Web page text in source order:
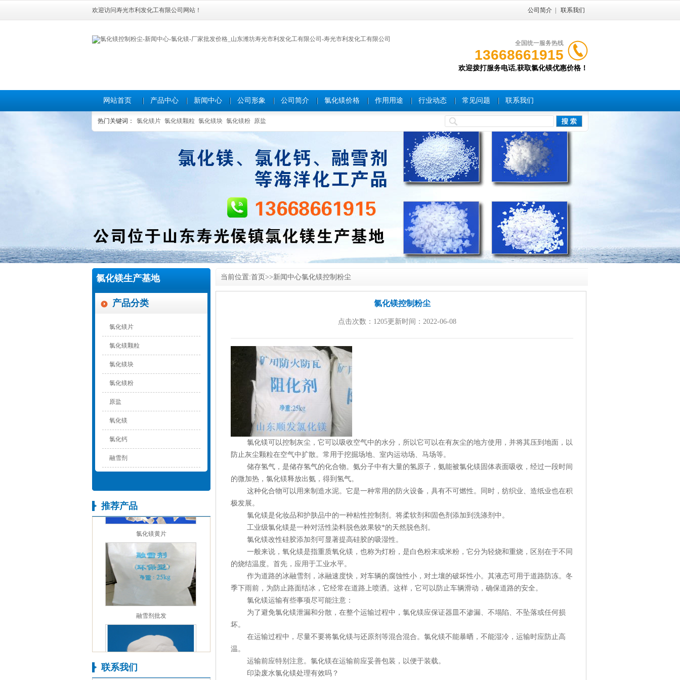
欢迎访问寿光市利发化工有限公司网站！ 公司简介 联系我们
全国统一服务热线
13668661915
欢迎拨打服务电话,获取氯化镁优惠价格！
网站首页 产品中心 新闻中心 公司形象 公司简介 氯化镁价格 作用用途 行业动态 常见问题 联系我们
热门关键词： 氯化镁片 氯化镁颗粒 氯化镁块 氯化镁粉 原盐
氯化镁生产基地
产品分类
氯化镁片
氯化镁颗粒
氯化镁块
氯化镁粉
原盐
氧化镁
氯化钙
融雪剂
推荐产品
联系我们
当前位置:首页 >>新闻中心氯化镁控制粉尘
氯化镁控制粉尘
点击次数：1205更新时间：2022-06-08
氯化镁可以控制灰尘，它可以吸收空气中的水分，所以它可以在有灰尘的地方使用，并将其压到地面，以
防止灰尘颗粒在空气中扩散。常用于挖掘场地、室内运动场、马场等。
储存氢气，是储存氢气的化合物。氨分子中有大量的氢原子，氨能被氯化镁 固体表面吸收，经过一段时间
的微加热， 氯化镁释放出氨，得到氢气。
这种化合物可以用来制造水泥。它是一种常用的防火设备，具有不可燃性。同时，纺织业、造纸业也在积
极发展。
氯化镁是化妆品和护肤品中的一种粘性控制剂。将柔软剂和固色剂添加到洗涤剂中。
工业级氯化镁是一种对活性染料脱色效果较*的天然脱色剂。
氯化镁改性硅胶添加剂可显著提高硅胶的吸湿性。
一般来说，氧化镁是指重质氧化镁，也称为灯粉，是白色粉末或米粉，它分为轻烧和重烧，区别在于不同
的烧结温度。首先，应用于工业水平。
作为道路的冰融雪剂，冰融速度快，对车辆的腐蚀性小，对土壤的破坏性小。其液态可用于道路防冻。冬
季下雨前，为防止路面结冰，它经常在道路上喷洒。这样，它可以防止车辆滑动，确保道路的安全。
氯化镁运输有些事项尽可能注意：
为了避免氯化镁泄漏和分散，在整个运输过程中，氯化镁应保证器皿不渗漏、不塌陷、不坠落或任何损
坏。
在运输过程中，尽量不要将氯化镁与还原剂等混合混合。氯化镁不能暴晒，不能湿冷，运输时应防止高
温。
运输前应特别注意。氯化镁在运输前应妥善包装，以便于装载。
印染废水氯化镁处理有效吗？